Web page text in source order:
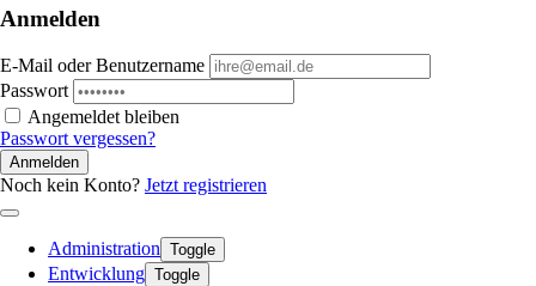
Anmelden
E-Mail oder Benutzername
Passwort
Angemeldet bleiben
Passwort vergessen?
Anmelden
Noch kein Konto? Jetzt registrieren
Administration Toggle
Entwicklung Toggle